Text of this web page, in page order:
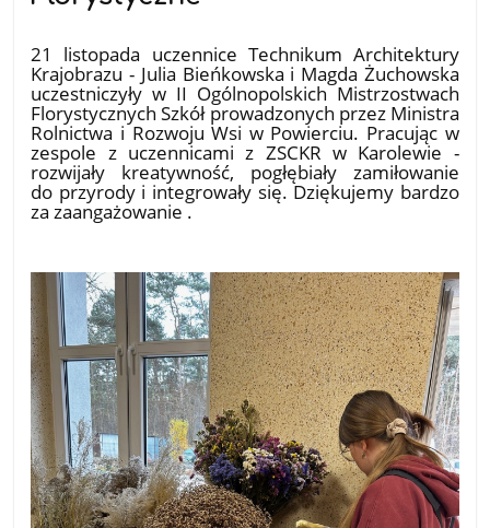
21 listopada uczennice Technikum Architektury
Krajobrazu - Julia Bieńkowska i Magda Żuchowska
uczestniczyły w II Ogólnopolskich Mistrzostwach
Florystycznych Szkół prowadzonych przez Ministra
Rolnictwa i Rozwoju Wsi w Powierciu. Pracując w
zespole z uczennicami z ZSCKR w Karolewie -
rozwijały kreatywność, pogłębiały zamiłowanie
do przyrody i integrowały się. Dziękujemy bardzo
za zaangażowanie .